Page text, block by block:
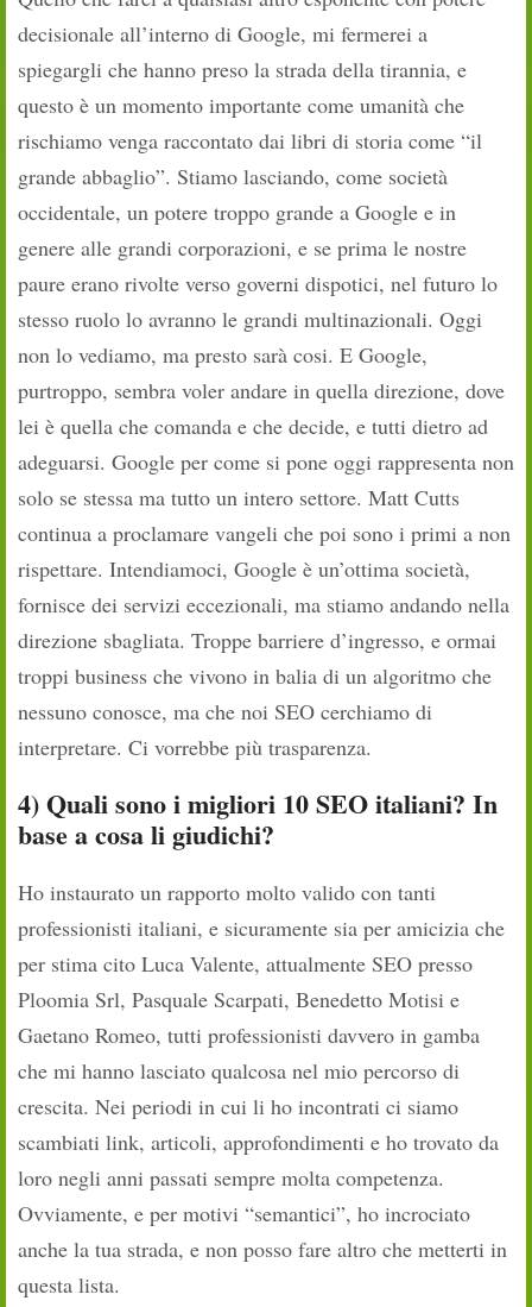
decisionale all’interno di Google, mi fermerei a
spiegargli che hanno preso la strada della tirannia, e
questo è un momento importante come umanità che
rischiamo venga raccontato dai libri di storia come “il
grande abbaglio”. Stiamo lasciando, come società
occidentale, un potere troppo grande a Google e in
genere alle grandi corporazioni, e se prima le nostre
paure erano rivolte verso governi dispotici, nel futuro lo
stesso ruolo lo avranno le grandi multinazionali. Oggi
non lo vediamo, ma presto sarà cosi. E Google,
purtroppo, sembra voler andare in quella direzione, dove
lei è quella che comanda e che decide, e tutti dietro ad
adeguarsi. Google per come si pone oggi rappresenta non
solo se stessa ma tutto un intero settore. Matt Cutts
continua a proclamare vangeli che poi sono i primi a non
rispettare. Intendiamoci, Google è un’ottima società,
fornisce dei servizi eccezionali, ma stiamo andando nella
direzione sbagliata. Troppe barriere d’ingresso, e ormai
troppi business che vivono in balia di un algoritmo che
nessuno conosce, ma che noi SEO cerchiamo di
interpretare. Ci vorrebbe più trasparenza.
4) Quali sono i migliori 10 SEO italiani? In
base a cosa li giudichi?
Ho instaurato un rapporto molto valido con tanti
professionisti italiani, e sicuramente sia per amicizia che
per stima cito Luca Valente, attualmente SEO presso
Ploomia Srl, Pasquale Scarpati, Benedetto Motisi e
Gaetano Romeo, tutti professionisti davvero in gamba
che mi hanno lasciato qualcosa nel mio percorso di
crescita. Nei periodi in cui li ho incontrati ci siamo
scambiati link, articoli, approfondimenti e ho trovato da
loro negli anni passati sempre molta competenza.
Ovviamente, e per motivi “semantici”, ho incrociato
anche la tua strada, e non posso fare altro che metterti in
questa lista.